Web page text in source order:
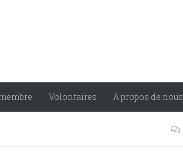
Volontaires A propos de nous